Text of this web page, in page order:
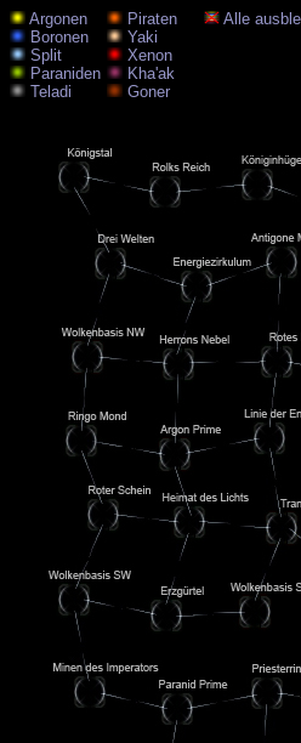
Argonen Piraten
Alle
Boronen
Yaki
Split
Xenon
Paraniden
Kha'ak
Teladi
Goner